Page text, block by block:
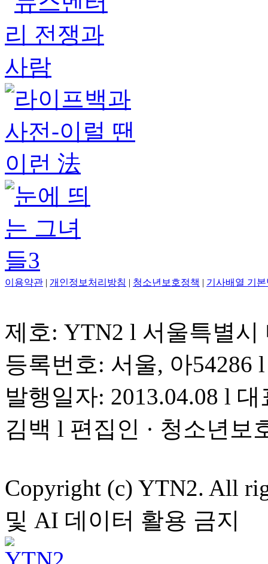
이용약관 개인정보처리방침 청소년보호정책 기사배열 기
제호: YTN2 l 서울특별
등록번호: 서울, 아54286
발행일자: 2013.04.08 l
김백 l 편집인 · 청소년보
Copyright (c) YTN2. All
및 AI 데이터 활용 금지